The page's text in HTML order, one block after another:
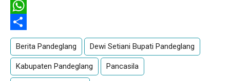
Email
WhatsApp
Share
Berita Pandeglang Dewi Setiani Bupati Pandeglang
Kabupaten Pandeglang Pancasila